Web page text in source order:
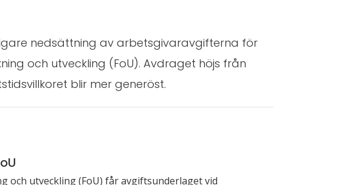
nedsättning av arbetsgivaravgifterna för
och utveckling (FoU). Avdraget höjs från
blir mer generöst.
och utveckling (FoU) får avgiftsunderlaget vid